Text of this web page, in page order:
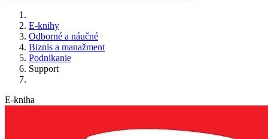
E-knihy
Odborné a náučné
Biznis a manažment
Podnikanie
Support
E-kniha